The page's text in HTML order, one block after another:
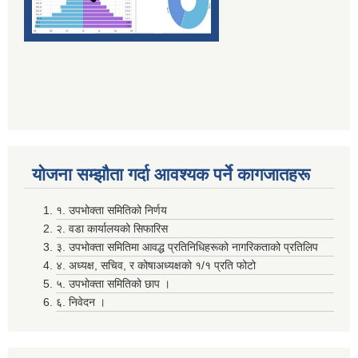
योजना सम्झाैता गर्दा आवश्यक पर्ने कागजातहरू
१. उपभोक्ता समितिको निर्णय
२. वडा कार्यालयको सिफारिस
३. उपभोक्ता समितिमा आवद्ध प्रतिनिधिहरूको नागरिकताको प्रतिलिप
४. अध्यक्ष, सचिव, र कोषाअध्यक्षको १/१ प्रति फोटो
५. उपभोक्ता समितिको छाप ।
६. निवेदन ।